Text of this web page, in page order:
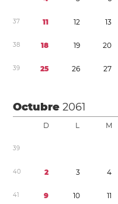
37 11 12 13
38 18 19 20
39 25 26 27
Octubre2061
D L M
39
40 2 3 4
41 9 10 11